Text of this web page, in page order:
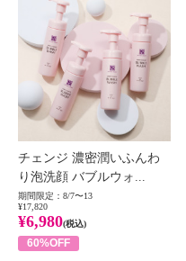
チェンジ 濃密潤いふんわ
り泡洗顔 バブルウォ...
期間限定：8/7〜13
¥17,820
¥6,980(税込)
60%OFF